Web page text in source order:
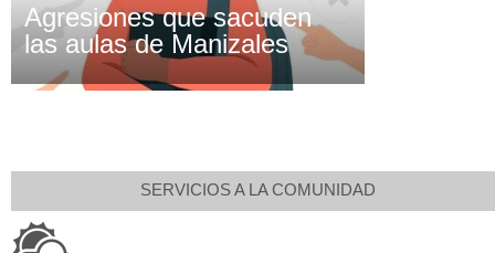
Agresiones que sacuden
las aulas de Manizales
SERVICIOS A LA COMUNIDAD